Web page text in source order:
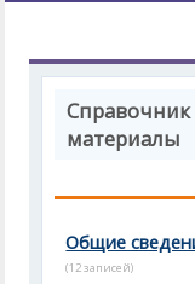
материалы
Общие
(12 записей)